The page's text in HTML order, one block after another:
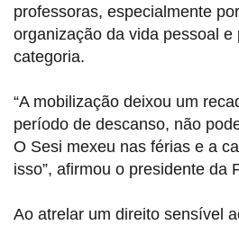
professoras, especialmente
organização da vida pessoal e
categoria.
“A mobilização deixou um
período de descanso, não
O Sesi mexeu nas férias e a
isso”, afirmou o presidente da
Ao atrelar um direito sensível